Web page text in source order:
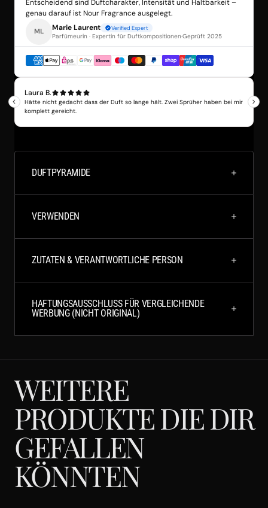
DUFTPYRAMIDE
VERWENDEN
ZUTATEN & VERANTWORTLICHE PERSON
HAFTUNGSAUSSCHLUSS FÜR VERGLEICHENDE
WERBUNG (NICHT ORIGINAL)
WEITERE
PRODUKTE DIE DIR
GEFALLEN
KÖNNTEN